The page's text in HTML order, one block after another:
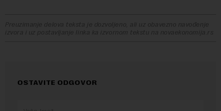
Preuzimanje delova teksta je dozvoljeno, ali uz obavezno navođenje
izvora i uz postavljanje linka ka izvornom tekstu na novaekonomija.rs
OSTAVITE ODGOVOR